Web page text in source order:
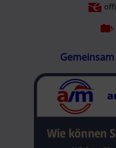
Gemeinsam